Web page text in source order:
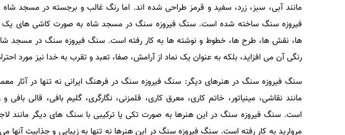
مانند آبی، سبز، زرد، سفید و قرمز طراحی شده اند. اما رنگ غالب و برجسته در مسجد
فیروزه سنگ ساخته شده است. سنگ فیروزه سنگ در مسجد شاه به صورت کاشی های یک
ها، نقش ها، طرح ها، خطوط و نوشته ها به کار رفته است. سنگ فیروزه سنگ در مسجد شاه
رنگی آن می افزاید، بلکه به عنوان یک نماد از آرامش، صفا، تعبد و تقرب به خدا نیز مورد
سنگ فیروزه سنگ در هنرهای دیگر: سنگ فیروزه سنگ در فرهنگ ایرانی نه تنها در آثار
مانند نقاشی، مینیاتور، خاتم کاری، معرق کاری، قلمزنی، نگارگری، گلیم بافی، قالی بافی
است. سنگ فیروزه سنگ در این هنرها به صورت تکی یا ترکیبی با سنگ های دیگر مانند
مروارید به کار رفته است. سنگ فیروزه سنگ در این هنرها نه تنها به زیبایی و جذابیت آنها